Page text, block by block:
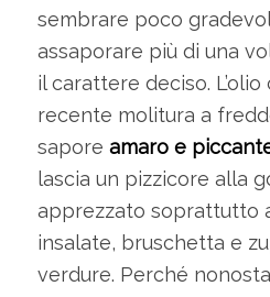
sembrare poco
assaporare più di una
il carattere deciso.
recente molitura a
sapore amaro e
lascia un pizzicore alla
apprezzato soprattutto
insalate, bruschetta e
verdure. Perché